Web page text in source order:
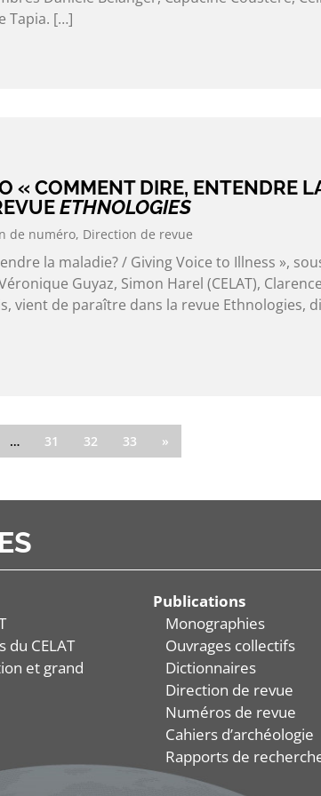
Tapia. […]
« COMMENT DIRE, ENTENDRE
ETHNOLOGIES
de numéro, Direction de revue
la maladie? / Giving Voice to Illness »,
Guyaz, Simon Harel (CELAT), Clarence
vient de paraître dans la revue Ethnologies,
… 31 32 33 »
du CELAT
et grand
Publications
Monographies
Ouvrages collectifs
Dictionnaires
Direction de revue
Numéros de revue
Cahiers d’archéologie
Rapports de